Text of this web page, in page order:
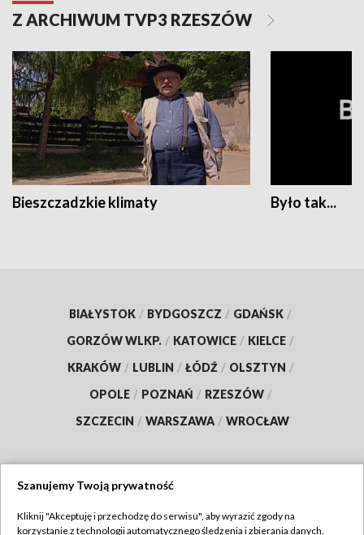
Z ARCHIWUM TVP3 RZESZÓW
Bieszczadzkie klimaty Było tak...
BIAŁYSTOK / BYDGOSZCZ / GDAŃSK /
GORZÓW WLKP. / KATOWICE / KIELCE /
KRAKÓW / LUBLIN / ŁÓDŹ / OLSZTYN /
OPOLE / POZNAŃ / RZESZÓW /
SZCZECIN / WARSZAWA / WROCŁAW
Szanujemy Twoją prywatność
Kliknij "Akceptuję i przechodzę do serwisu", aby wyrazić zgody na
korzystanie z technologii automatycznego śledzenia i zbierania danych,